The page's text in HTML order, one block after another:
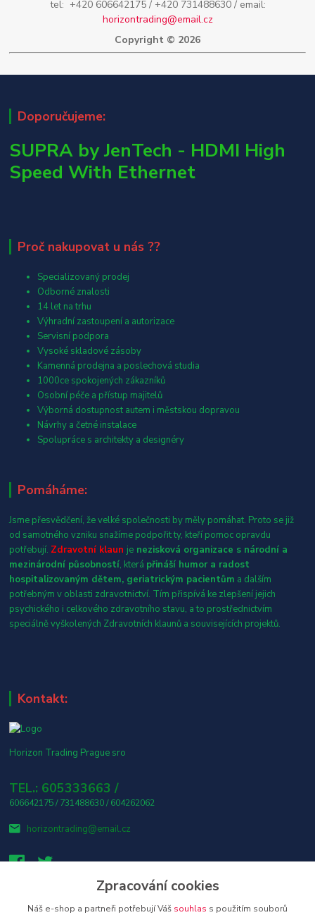
tel: +420 606642175 / +420 731488630 / email:
horizontrading@email.cz
Copyright © 2026
Doporučujeme:
SUPRA by JenTech - HDMI High
Speed With Ethernet
Proč nakupovat u nás ??
Specializovaný prodej
Odborné znalosti
14 let na trhu
Výhradní zastoupení a autorizace
Servisní podpora
Vysoké skladové zásoby
Kamenná prodejna a poslechová studia
1000ce spokojených zákazníků
Osobní péče a přístup majitelů
Výborná dostupnost autem i městskou dopravou
Návrhy a četné instalace
Spolupráce s architekty a designéry
Pomáháme:
Jsme přesvědčení, že velké společnosti by měly pomáhat. Proto se již
od samotného vzniku snažíme podpořit ty, kteří pomoc opravdu
potřebují. Zdravotní klaun je nezisková organizace s národní a
mezinárodní působností, která přináší humor a radost
hospitalizovaným dětem, geriatrickým pacientům a dalším
potřebným v oblasti zdravotnictví. Tím přispívá ke zlepšení jejich
psychického i celkového zdravotního stavu, a to prostřednictvím
speciálně vyškolených Zdravotních klaunů a souvisejících projektů.
Kontakt:
Horizon Trading Prague sro
TEL.: 605333663 /
606642175 / 731488630 / 604262062
horizontrading@email.cz
Zpracování cookies
Náš e-shop a partneři potřebují Váš souhlas s použitím souborů